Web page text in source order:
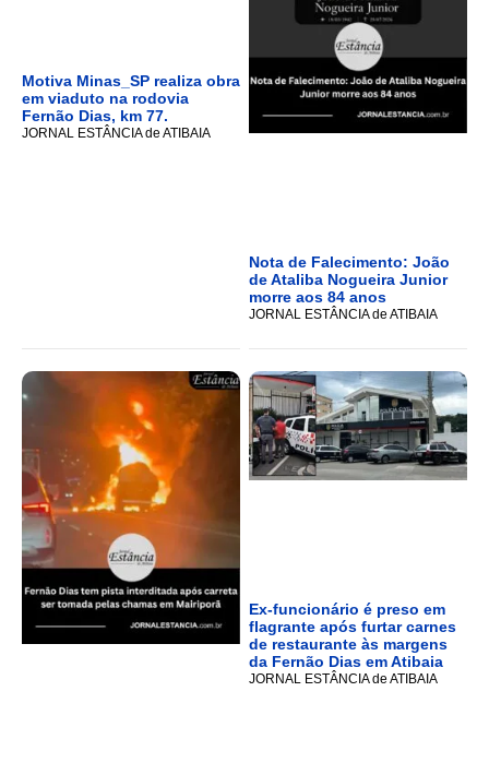
Motiva Minas_SP realiza obra
em viaduto na rodovia
Fernão Dias, km 77.
JORNAL ESTÂNCIA de ATIBAIA
Nota de Falecimento: João
de Ataliba Nogueira Junior
morre aos 84 anos
JORNAL ESTÂNCIA de ATIBAIA
Ex-funcionário é preso em
flagrante após furtar carnes
de restaurante às margens
da Fernão Dias em Atibaia
JORNAL ESTÂNCIA de ATIBAIA